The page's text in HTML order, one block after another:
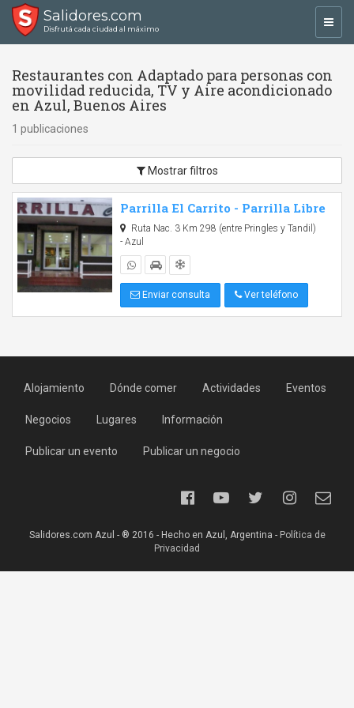
Salidores.com
Disfrutá cada ciudad al máximo
Restaurantes con Adaptado para personas con
movilidad reducida, TV y Aire acondicionado
en Azul, Buenos Aires
1 publicaciones
Mostrar filtros
Parrilla El Carrito - Parrilla Libre
Ruta Nac. 3 Km 298 (entre Pringles y Tandil)
- Azul
Enviar consulta Ver teléfono
Alojamiento Dónde comer Actividades Eventos
Negocios Lugares Información
Publicar un evento Publicar un negocio
Salidores.com Azul - ® 2016 - Hecho en Azul, Argentina - Política de
Privacidad